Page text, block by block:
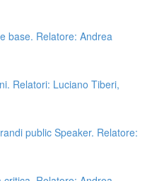
base. Relatore: Andrea
Relatori: Luciano Tiberi,
public Speaker. Relatore: